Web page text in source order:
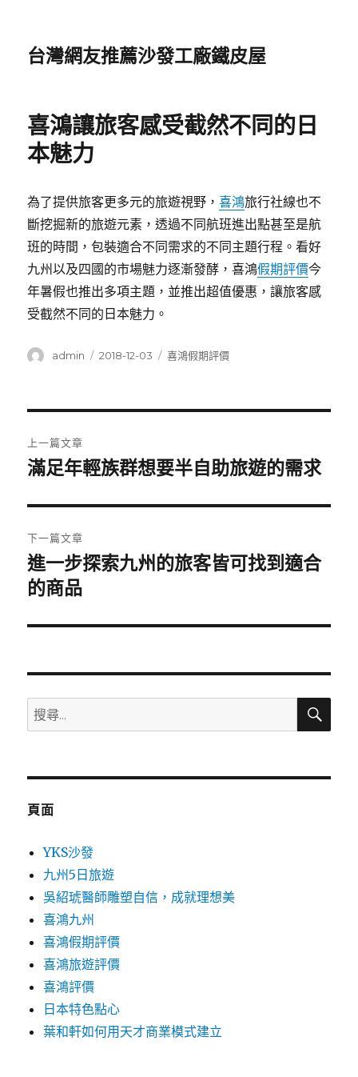
台灣網友推薦沙發工廠鐵皮屋
喜鴻讓旅客感受截然不同的日
本魅力
為了提供旅客更多元的旅遊視野，喜鴻旅行社線也不
斷挖掘新的旅遊元素，透過不同航班進出點甚至是航
班的時間，包裝適合不同需求的不同主題行程。看好
九州以及四國的市場魅力逐漸發酵，喜鴻假期評價今
年暑假也推出多項主題，並推出超值優惠，讓旅客感
受截然不同的日本魅力。
作
admin
發
2018-12-03
分
喜鴻假期評價
章
覽
上一篇文章
上
篇
文
章:
滿足年輕族群想要半自助旅遊的需求
下一篇文章
下
一
文
進一步探索九州的旅客皆可找到適合
的商品
搜
尋
鍵
搜
頁面
YKS沙發
九州5日旅遊
吳紹琥醫師雕塑自信，成就理想美
喜鴻九州
喜鴻假期評價
喜鴻旅遊評價
喜鴻評價
日本特色點心
葉和軒如何用天才商業模式建立